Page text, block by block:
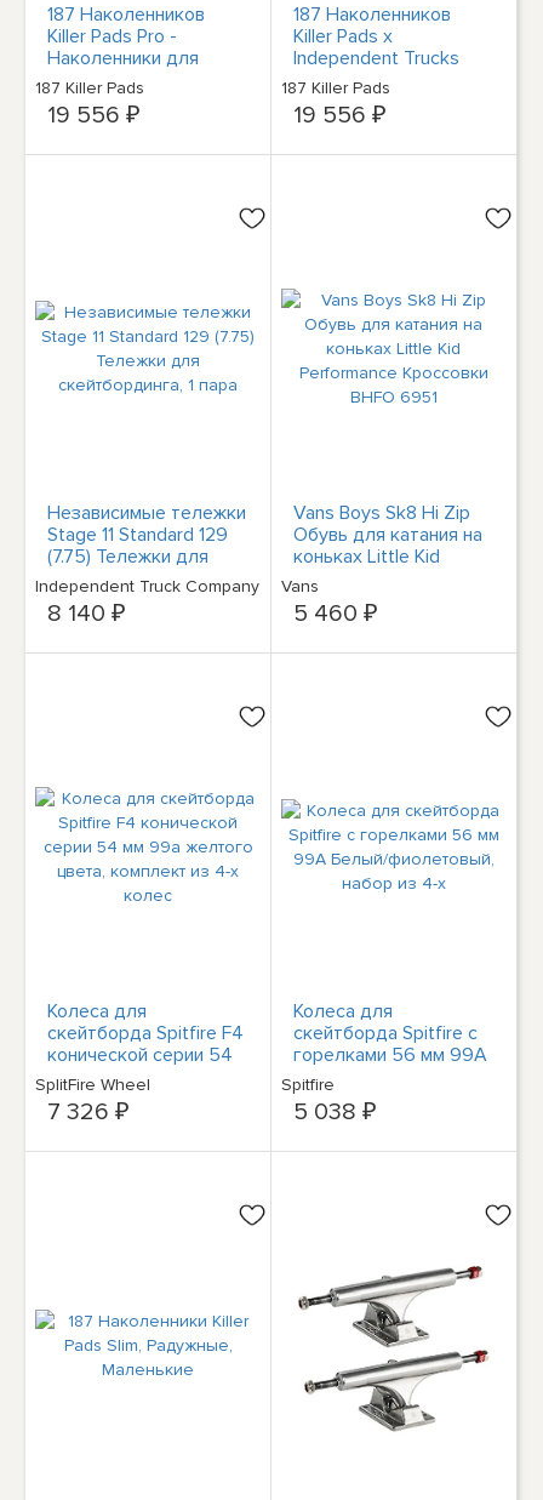
187 Наколенников
Killer Pads Pro -
Наколенники для
скейтборда Keegan
Palmer
187 Killer Pads
19 556 ₽
187 Наколенников
Killer Pads x
Independent Trucks
Профессиональные
наколенники для
скейтбординга
187 Killer Pads
19 556 ₽
Независимые тележки
Stage 11 Standard 129
(7.75) Тележки для
скейтбординга, 1 пара
Independent Truck Company
8 140 ₽
Vans Boys Sk8 Hi Zip
Обувь для катания на
коньках Little Kid
Performance
Кроссовки BHFO 6951
Vans
5 460 ₽
Колеса для
скейтборда Spitfire F4
конической серии 54
мм 99a желтого
цвета, комплект из 4-
х колес
SplitFire Wheel
7 326 ₽
Колеса для
скейтборда Spitfire с
горелками 56 мм 99A
Белый/фиолетовый,
набор из 4-х
Spitfire
5 038 ₽